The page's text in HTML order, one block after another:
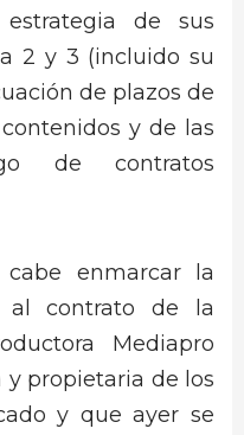
de sus
2 y 3 (incluido su
de plazos de
y de las
de contratos
enmarcar la
al contrato de la
Mediapro
y propietaria de los
y que ayer se